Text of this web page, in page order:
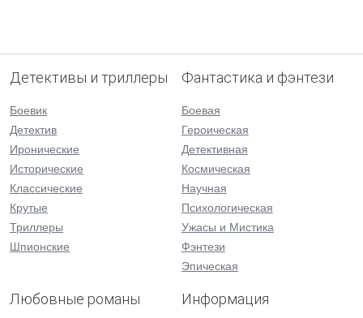
Детективы и триллеры
Боевик
Детектив
Иронические
Исторические
Классические
Крутые
Триллеры
Шпионские
Фантастика и фэнтези
Боевая
Героическая
Детективная
Космическая
Научная
Психологическая
Ужасы и Мистика
Фэнтези
Эпическая
Любовные романы Информация